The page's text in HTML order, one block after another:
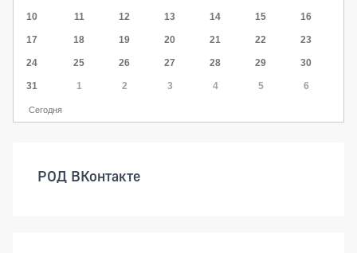
10 11 12 13 14 15 16
17 18 19 20 21 22 23
24 25 26 27 28 29 30
31 1 2 3 4 5 6
Сегодня
РОД ВКонтакте